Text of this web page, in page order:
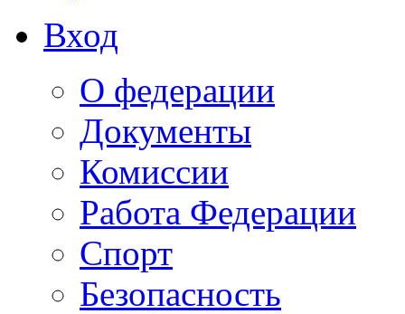
Вход
О федерации
Документы
Комиссии
Работа Федерации
Спорт
Безопасность